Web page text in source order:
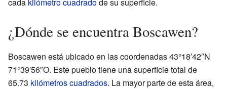
¿Dónde se encuentra Boscawen?
Boscawen está ubicado en las coordenadas 43°18′42″N
71°39′56″O. Este pueblo tiene una superficie total de
65.73 kilómetros cuadrados. La mayor parte de esta área,